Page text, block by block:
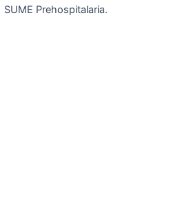
| SUME Prehospitalaria.